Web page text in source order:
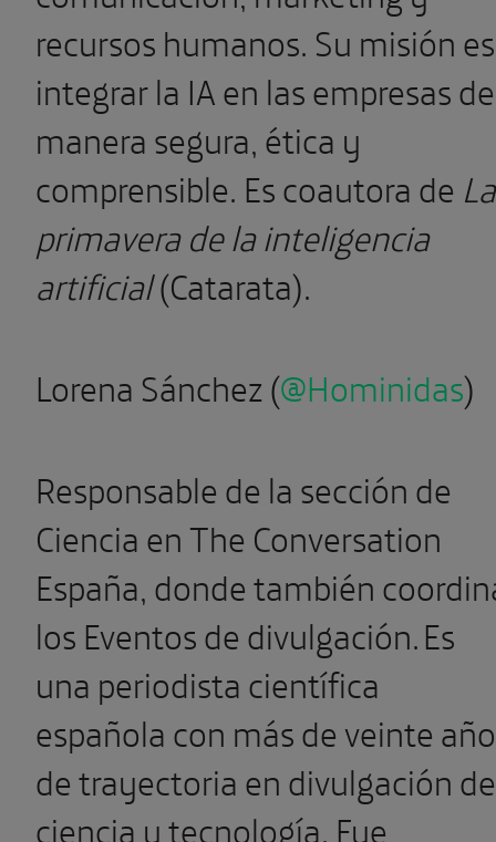
recursos humanos. Su misión es
integrar la IA en las empresas de
manera segura, ética y
comprensible. Es coautora de La
primavera de la inteligencia
artificial(Catarata).
Lorena Sánchez(@Hominidas)
Responsable de la sección de
Ciencia en The Conversation
España, donde también
los Eventos de divulgación. Es
una periodista científica
española con más de veinte
de trayectoria en divulgación de
ciencia y tecnología. Fue